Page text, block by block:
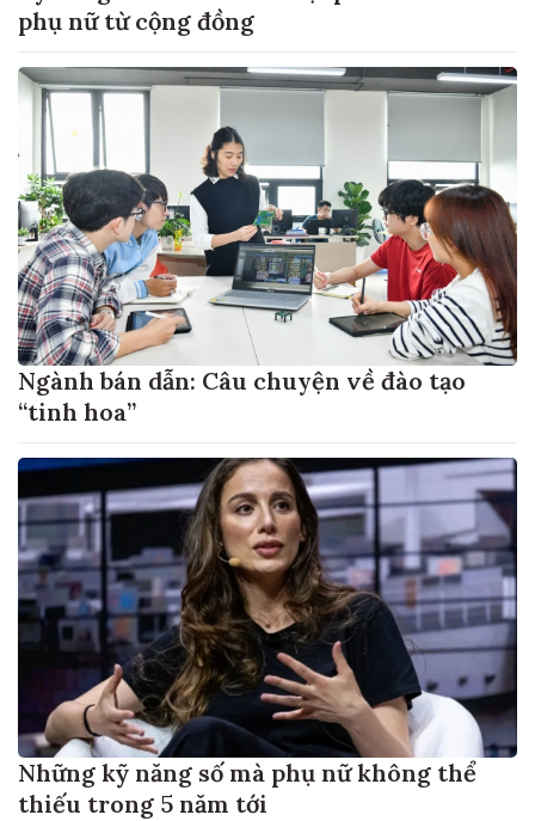
phụ nữ từ cộng đồng
Ngành bán dẫn: Câu chuyện về đào tạo
“tinh hoa”
Những kỹ năng số mà phụ nữ không thể
thiếu trong 5 năm tới